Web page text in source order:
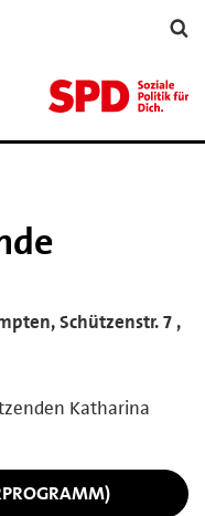
Schützenstr. 7 ,
Katharina